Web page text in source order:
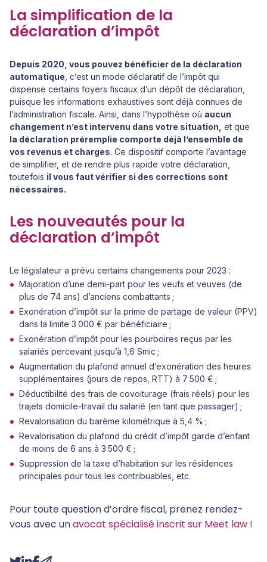
La simplification de la
déclaration d’impôt
Depuis 2020, vous pouvez bénéficier de la déclaration
automatique , c’est un mode déclaratif de l’impôt qui
dispense certains foyers fiscaux d’un dépôt de déclaration,
puisque les informations exhaustives sont déjà connues de
l’administration fiscale. Ainsi, dans l’hypothèse où aucun
changement n’est intervenu dans votre situation, et que
la déclaration préremplie comporte déjà l’ensemble de
vos revenus et charges. Ce dispositif comporte l’avantage
de simplifier, et de rendre plus rapide votre déclaration,
toutefois il vous faut vérifier si des corrections sont
nécessaires.
Les nouveautés pour la
déclaration d’impôt
Le législateur a prévu certains changements pour 2023 :
Majoration d’une demi-part pour les veufs et veuves (de
plus de 74 ans) d’anciens combattants ;
Exonération d’impôt sur la prime de partage de valeur (PPV)
dans la limite 3 000 € par bénéficiaire ;
Exonération d’impôt pour les pourboires reçus par les
salariés percevant jusqu’à 1,6 Smic ;
Augmentation du plafond annuel d’exonération des heures
supplémentaires (jours de repos, RTT) à 7 500 € ;
Déductibilité des frais de covoiturage (frais réels) pour les
trajets domicile-travail du salarié (en tant que passager) ;
Revalorisation du barème kilométrique à 5,4 % ;
Revalorisation du plafond du crédit d’impôt garde d’enfant
de moins de 6 ans à 3 500 € ;
Suppression de la taxe d’habitation sur les résidences
principales pour tous les contribuables, etc.
Pour toute question d’ordre fiscal, prenez rendez-
vous avec unavocat spécialisé inscrit sur Meet law !